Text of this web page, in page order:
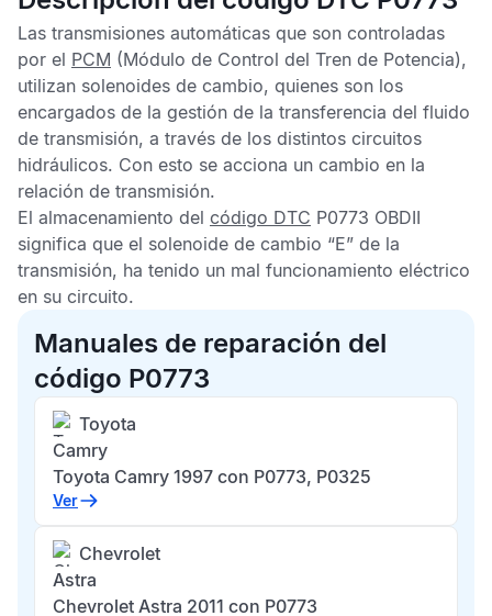
Las transmisiones automáticas que son controladas
por el PCM (Módulo de Control del Tren de Potencia),
utilizan solenoides de cambio, quienes son los
encargados de la gestión de la transferencia del fluido
de transmisión, a través de los distintos circuitos
hidráulicos. Con esto se acciona un cambio en la
relación de transmisión.
El almacenamiento del código DTC P0773 OBDII
significa que el solenoide de cambio “E” de la
transmisión, ha tenido un mal funcionamiento eléctrico
en su circuito.
Manuales de reparación del
código P0773
Toyota
Camry
Toyota Camry 1997 con P0773, P0325
Ver
Chevrolet
Astra
Chevrolet Astra 2011 con P0773